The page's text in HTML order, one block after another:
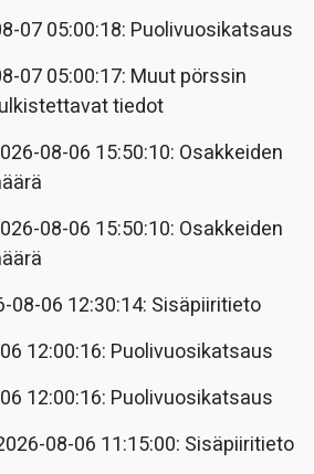
07 05:00:18: Puolivuosikatsaus
07 05:00:17: Muut pörssin
tiedot
08-06 15:50:10: Osakkeiden
08-06 15:50:10: Osakkeiden
08-06 12:30:14: Sisäpiiritieto
12:00:16: Puolivuosikatsaus
12:00:16: Puolivuosikatsaus
08-06 11:15:00: Sisäpiiritieto